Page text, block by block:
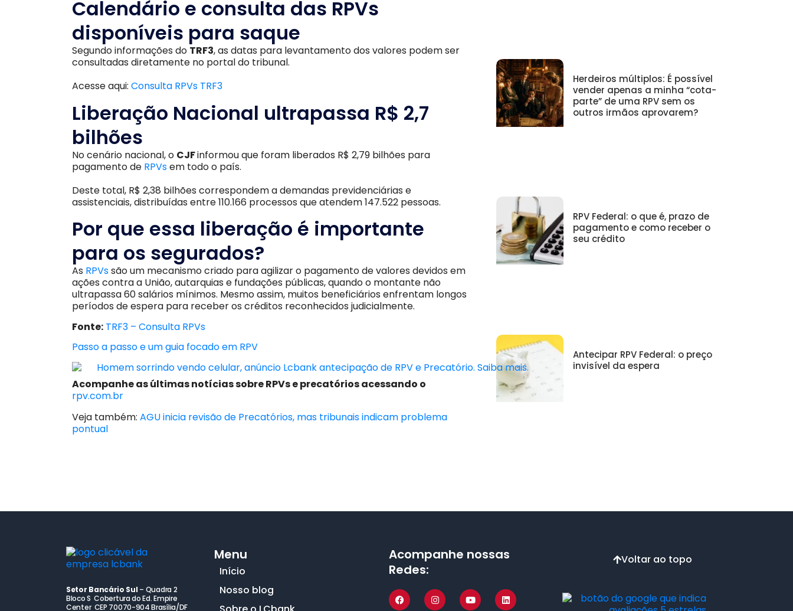
Herdeiros múltiplos: É possível
vender apenas a minha “cota-
parte” de uma RPV sem os
outros irmãos aprovarem?
RPV Federal: o que é, prazo de
pagamento e como receber o
seu crédito
Antecipar RPV Federal: o preço
invisível da espera
Calendário e consulta das RPVs
disponíveis para saque
Segundo informações do TRF3, as datas para levantamento dos valores podem ser
consultadas diretamente no portal do tribunal.
Acesse aqui: Consulta RPVs TRF3
Liberação Nacional ultrapassa R$ 2,7
bilhões
No cenário nacional, o CJFinformou que foram liberados R$ 2,79 bilhões para
pagamento de RPVsem todo o país.
Deste total, R$ 2,38 bilhões correspondem a demandas previdenciárias e
assistenciais, distribuídas entre 110.166 processos que atendem 147.522 pessoas.
Por que essa liberação é importante
para os segurados?
As RPVssão um mecanismo criado para agilizar o pagamento de valores devidos em
ações contra a União, autarquias e fundações públicas, quando o montante não
ultrapassa 60 salários mínimos. Mesmo assim, muitos beneficiários enfrentam longos
períodos de espera para receber os créditos reconhecidos judicialmente.
Fonte: TRF3 – Consulta RPVs
Passo a passo e um guia focado em RPV
Acompanhe as últimas notícias sobre RPVs e precatórios acessando o
rpv.com.br
Veja também: AGU inicia revisão de Precatórios, mas tribunais indicam problema
pontual
Setor Bancário Sul – Quadra 2
Bloco S Cobertura do Ed. Empire
Center CEP 70070-904 Brasília/DF
Menu
Início
Nosso blog
Acompanhe nossas
Redes:
Voltar ao topo